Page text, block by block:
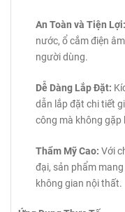
An Toàn và Tiện Lợi:
nước, ổ cắm điện
người dùng.
Dễ Dàng Lắp Đặt:
dẫn lắp đặt chi tiết
công mà không gặp
Thẩm Mỹ Cao: Với
đại, sản phẩm
không gian nội thất.